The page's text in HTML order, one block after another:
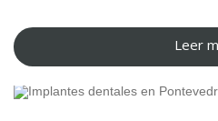
Leer
“Dentista
en
23 MAR 2026